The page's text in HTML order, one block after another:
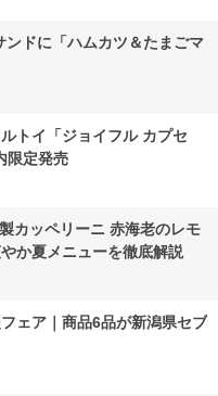
ンドに「ハムカツ＆たまごマ
トイ「ジョイフル カプセ
限定発売
カッペリーニ 赤海老のレモ
か夏メニューを徹底解説
ェア｜商品6品が新潟県セブ